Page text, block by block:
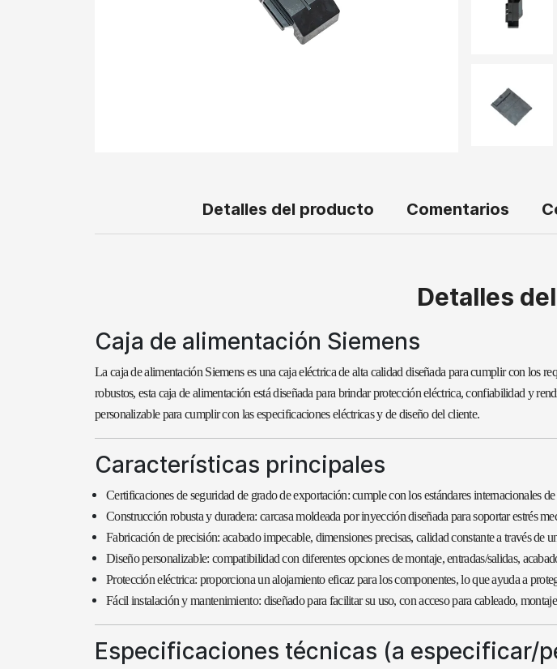
Detalles del producto Comentarios
Detalles
Caja de alimentación Siemens
La caja de alimentación Siemens es una caja eléctrica de alta calidad diseñada para cumplir con los
robustos, esta caja de alimentación está diseñada para brindar protección eléctrica, confiabilidad y
personalizable para cumplir con las especificaciones eléctricas y de diseño del cliente.
Características principales
Certificaciones de seguridad de grado de exportación: cumple con los estándares internacionales
Construcción robusta y duradera: carcasa moldeada por inyección diseñada para soportar estrés
Fabricación de precisión: acabado impecable, dimensiones precisas, calidad constante a través de
Diseño personalizable: compatibilidad con diferentes opciones de montaje, entradas/salidas,
Protección eléctrica: proporciona un alojamiento eficaz para los componentes, lo que ayuda a
Fácil instalación y mantenimiento: diseñado para facilitar su uso, con acceso para cableado,
Especificaciones técnicas (a especificar/